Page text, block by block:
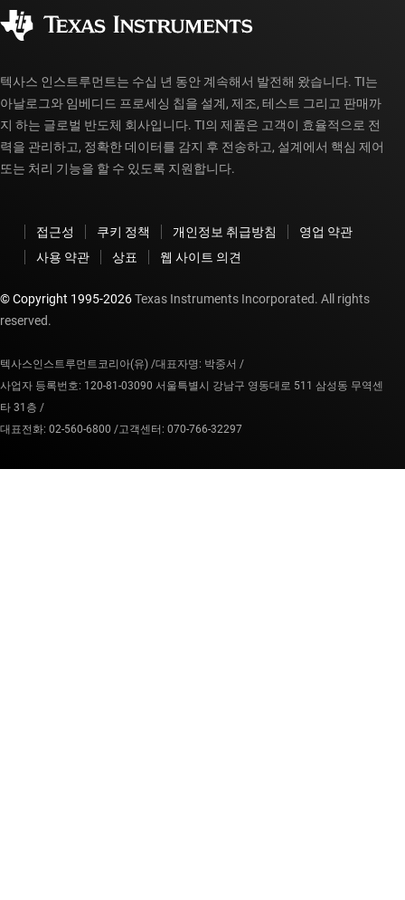
myTI 계정 FAQ
텍사스 인스트루먼트는 수십 년 동안 계속해서 발전해 왔습니다. TI는
아날로그와 임베디드 프로세싱 칩을 설계, 제조, 테스트 그리고 판매까
지 하는 글로벌 반도체 회사입니다. TI의 제품은 고객이 효율적으로 전
력을 관리하고, 정확한 데이터를 감지 후 전송하고, 설계에서 핵심 제어
또는 처리 기능을 할 수 있도록 지원합니다.
접근성 쿠키 정책 개인정보 취급방침
영업 약관
사용 약관
상표 웹 사이트 의견
© Copyright 1995-2026Texas Instruments Incorporated. All rights
reserved.
텍사스인스트루먼트코리아(유) /대표자명: 박중서 /
사업자 등록번호: 120-81-03090 서울특별시 강남구 영동대로 511 삼성동 무역센
타 31층 /
대표전화: 02-560-6800 /고객센터: 070-766-32297